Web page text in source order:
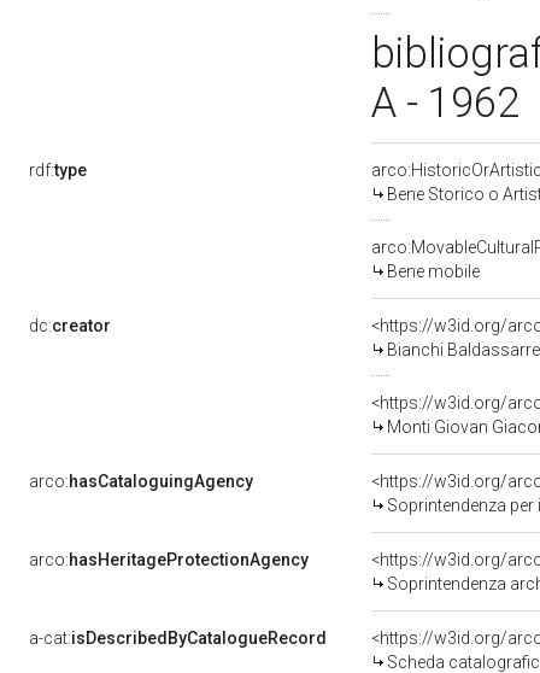
A - 1962
rdf:type
Bene Storico o
Bene mobile
dc:creator
<https://w3id.org/
Bianchi
<https://w3id.org/
Monti Giovan
arco:hasCataloguingAgency
<https://w3id.org/
Soprintendenza per
arco:hasHeritageProtectionAgency
<https://w3id.org/
Soprintendenza
a-cat:isDescribedByCatalogueRecord
<https://w3id.org/
Scheda